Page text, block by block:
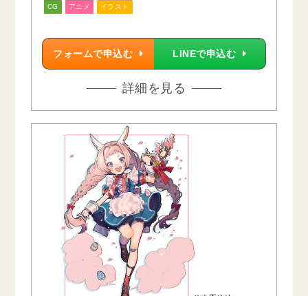
CG アニメ イラスト
フォームで申込む LINEで申込む
詳細を見る